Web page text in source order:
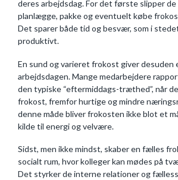
deres arbejdsdag. For det første slipper
planlægge, pakke og eventuelt købe
Det sparer både tid og besvær, som i
produktivt.
En sund og varieret frokost giver desuden
arbejdsdagen. Mange medarbejdere
den typiske “eftermiddags-træthed”, når
frokost, fremfor hurtige og mindre
denne måde bliver frokosten ikke blot et
kilde til energi og velvære.
Sidst, men ikke mindst, skaber en fælles
socialt rum, hvor kolleger kan mødes på
Det styrker de interne relationer og